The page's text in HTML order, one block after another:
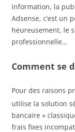
information, la
Adsense, c’est un
heureusement, le
professionnelle…
Comment se
Pour des raisons
utilise la solution
bancaire «
frais fixes